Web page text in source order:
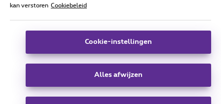
Algemene voorwaarden, consumenteninfo
Deze website is gecreëerd en wordt beheerd conform het
Koning Albert II-laan 27 - B-1030 Brussel.
Carrier & Wholesale Solutions
kan verstoren Cookiebeleid
Cookie-instellingen
Alles afwijzen